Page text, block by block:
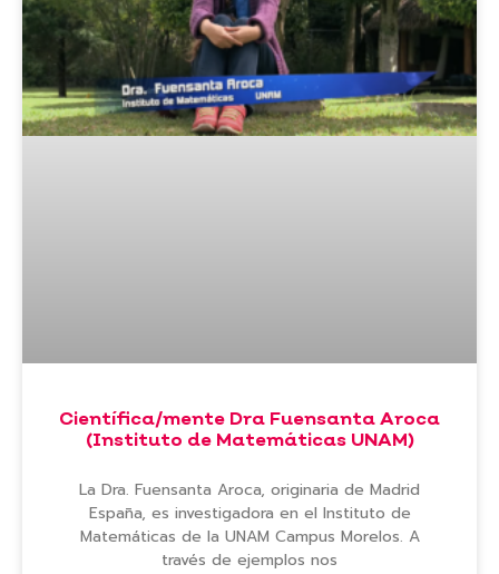
Científica/mente Dra Fuensanta Aroca
(Instituto de Matemáticas UNAM)
La Dra. Fuensanta Aroca, originaria de Madrid
España, es investigadora en el Instituto de
Matemáticas de la UNAM Campus Morelos. A
través de ejemplos nos